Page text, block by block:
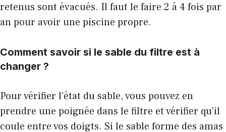
retenus sont évacués. Il faut le faire 2 à 4 fois par
an pour avoir une piscine propre.
Comment savoir si le sable du filtre est à
changer ?
Pour vérifier l’état du sable, vous pouvez en
prendre une poignée dans le filtre et vérifier qu’il
coule entre vos doigts. Si le sable forme des amas